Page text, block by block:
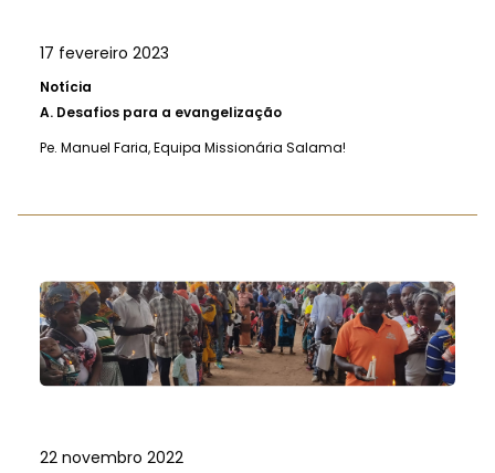
17 fevereiro 2023
Notícia
A. Desafios para a evangelização
Pe. Manuel Faria, Equipa Missionária Salama!
22 novembro 2022